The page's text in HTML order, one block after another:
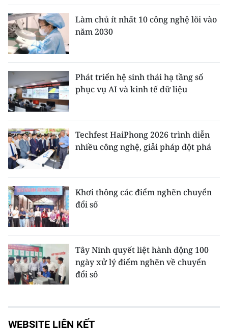
Làm chủ ít nhất 10 công nghệ lõi vào
năm 2030
Phát triển hệ sinh thái hạ tầng số
phục vụ AI và kinh tế dữ liệu
Techfest HaiPhong 2026 trình diễn
nhiều công nghệ, giải pháp đột phá
Khơi thông các điểm nghẽn chuyển
đổi số
Tây Ninh quyết liệt hành động 100
ngày xử lý điểm nghẽn về chuyển
đổi số
WEBSITE LIÊN KẾT